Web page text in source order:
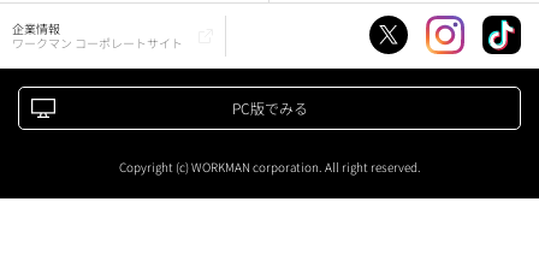
企業情報
ワークマン コーポレートサイト
PC版でみる
Copyright (c) WORKMAN corporation. All right reserved.